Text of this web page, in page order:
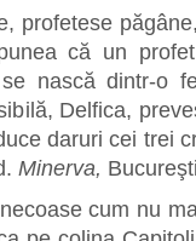
profetese
că un
nască dintr-o
Delfica,
daruri cei trei
Minerva,
cum nu